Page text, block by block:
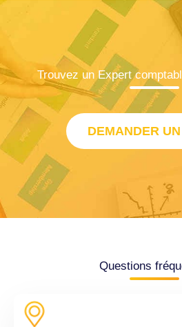
Trouvez un Expert
DEMANDER
Questions